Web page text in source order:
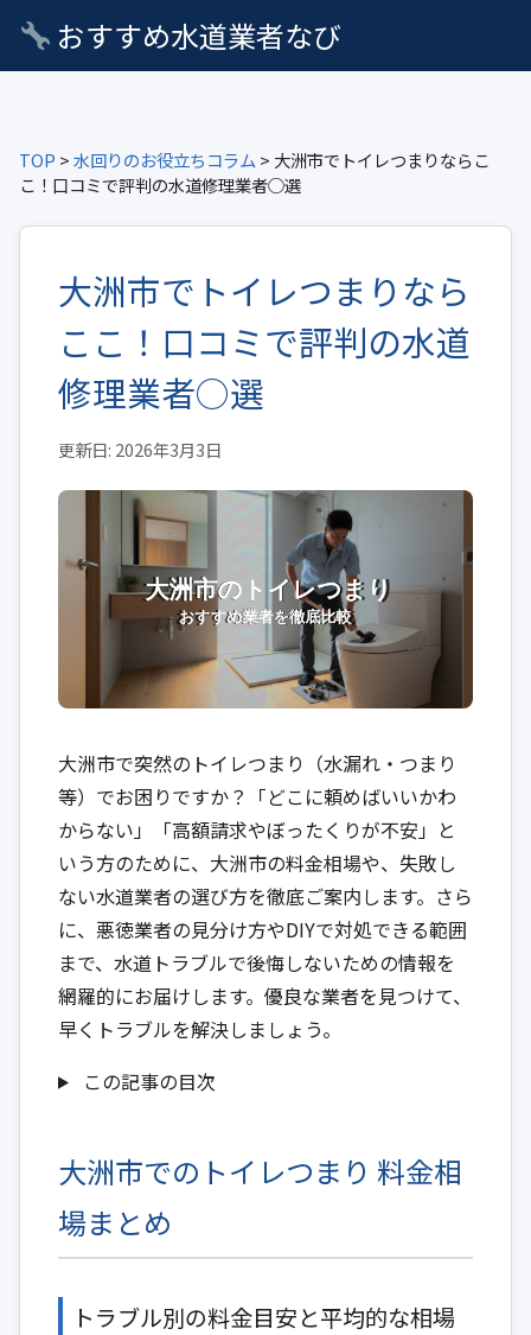
おすすめ水道業者なび
TOP >水回りのお役立ちコラム > 大洲市でトイレつまりならこ
こ！口コミで評判の水道修理業者○選
大洲市でトイレつまりなら
ここ！口コミで評判の水道
修理業者○選
更新日: 2026年3月3日
大洲市で突然のトイレつまり（水漏れ・つまり
等）でお困りですか？「どこに頼めばいいかわ
からない」「高額請求やぼったくりが不安」と
いう方のために、大洲市の料金相場や、失敗し
ない水道業者の選び方を徹底ご案内します。さら
に、悪徳業者の見分け方やDIYで対処できる範囲
まで、水道トラブルで後悔しないための情報を
網羅的にお届けします。優良な業者を見つけて、
早くトラブルを解決しましょう。
この記事の目次
大洲市でのトイレつまり 料金相
場まとめ
トラブル別の料金目安と平均的な相場